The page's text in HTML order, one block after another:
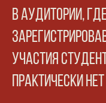
В аудитории,
участия
практически